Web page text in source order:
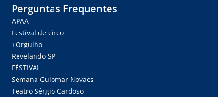
Perguntas Frequentes
APAA
Festival de circo
+Orgulho
Revelando SP
FÉSTIVAL
Semana Guiomar Novaes
Teatro Sérgio Cardoso